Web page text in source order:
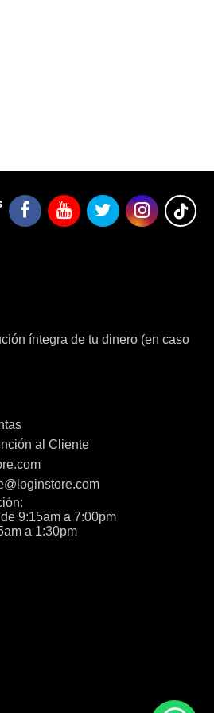
íntegra de tu dinero (en caso
al Cliente
9:15am a 7:00pm
a 1:30pm